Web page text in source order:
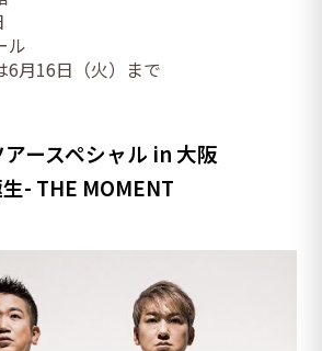
ル
月16日（火）まで
ースペシャル in 大阪
- THE MOMENT